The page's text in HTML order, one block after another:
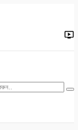
জাতীয় যশোর